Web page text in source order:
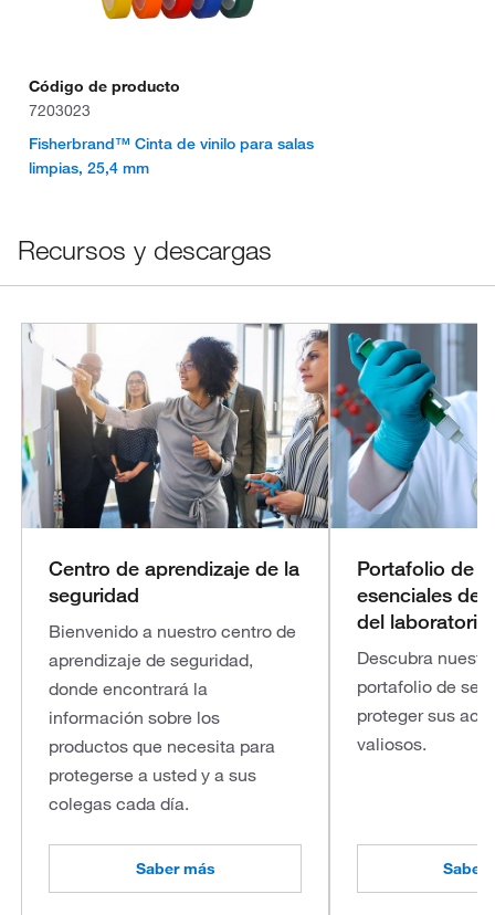
Código de producto
7203023
Fisherbrand™ Cinta de vinilo para salas
limpias, 25,4 mm
Recursos y descargas
Centro de aprendizaje de la
seguridad
Bienvenido a nuestro centro de
aprendizaje de seguridad,
donde encontrará la
información sobre los
productos que necesita para
protegerse a usted y a sus
colegas cada día.
Saber más
Portafolio de
esenciales de
del laboratorio
Descubra
portafolio de
proteger sus
valiosos.
Saber